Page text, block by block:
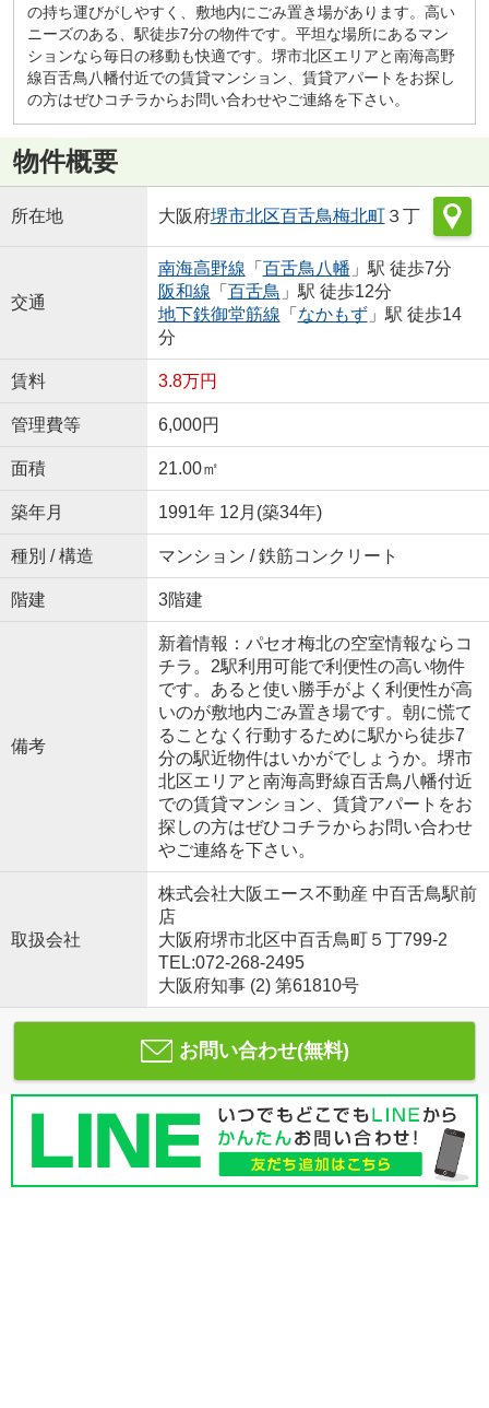
の持ち運びがしやすく、敷地内にごみ置き場があります。高い
ニーズのある、駅徒歩7分の物件です。平坦な場所にあるマン
ションなら毎日の移動も快適です。堺市北区エリアと南海高野
線百舌鳥八幡付近での賃貸マンション、賃貸アパートをお探し
の方はぜひコチラからお問い合わせやご連絡を下さい。
物件概要
所在地 大阪府堺市北区百舌鳥梅北町３丁
交通
南海高野線 「 百舌鳥八幡 」駅 徒歩7分
阪和線 「 百舌鳥 」駅 徒歩12分
地下鉄御堂筋線 「 なかもず」駅 徒歩14
分
賃料 3.8万円
管理費等 6,000円
面積 21.00㎡
築年月 1991年 12月(築34年)
種別 / 構造 マンション / 鉄筋コンクリート
階建 3階建
備考
新着情報：パセオ梅北の空室情報ならコ
チラ。2駅利用可能で利便性の高い物件
です。あると使い勝手がよく利便性が高
いのが敷地内ごみ置き場です。朝に慌て
ることなく行動するために駅から徒歩7
分の駅近物件はいかがでしょうか。堺市
北区エリアと南海高野線百舌鳥八幡付近
での賃貸マンション、賃貸アパートをお
探しの方はぜひコチラからお問い合わせ
やご連絡を下さい。
取扱会社
株式会社大阪エース不動産 中百舌鳥駅前
店
大阪府堺市北区中百舌鳥町５丁799-2
TEL:072-268-2495
大阪府知事 (2) 第61810号
お問い合わせ(無料)